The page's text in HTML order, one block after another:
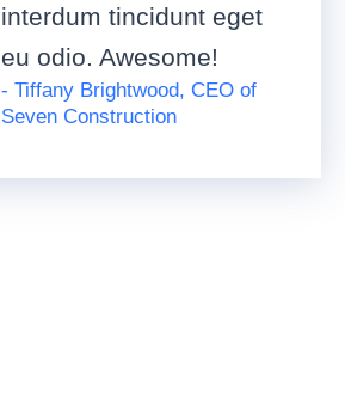
interdum tincidunt eget
eu odio. Awesome!
- Tiffany Brightwood, CEO of
Seven Construction